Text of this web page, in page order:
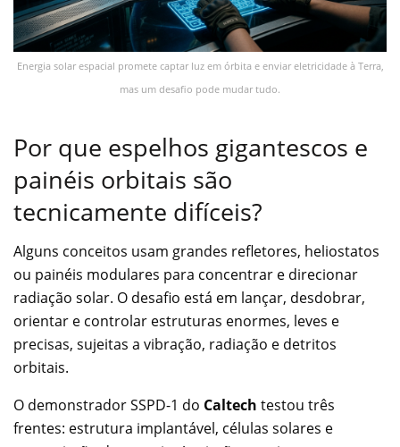
Energia solar espacial promete captar luz em órbita e enviar eletricidade à Terra,
mas um desafio pode mudar tudo.
Por que espelhos gigantescos e
painéis orbitais são
tecnicamente difíceis?
Alguns conceitos usam grandes refletores, heliostatos
ou painéis modulares para concentrar e direcionar
radiação solar. O desafio está em lançar, desdobrar,
orientar e controlar estruturas enormes, leves e
precisas, sujeitas a vibração, radiação e detritos
orbitais.
O demonstrador SSPD-1 do Caltech testou três
frentes: estrutura implantável, células solares e